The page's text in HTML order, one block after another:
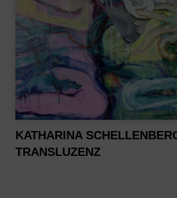
KATHARINA
TRANSLUZENZ